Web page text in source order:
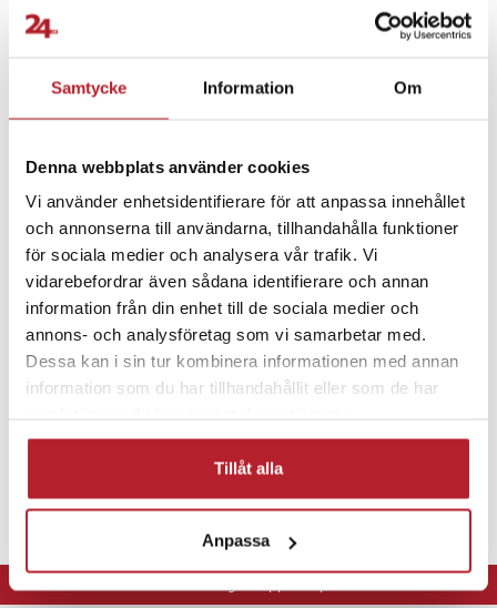
Samtycke Information Om
Denna webbplats använder cookies
Vi använder enhetsidentifierare för att anpassa innehållet
och annonserna till användarna, tillhandahålla funktioner
för sociala medier och analysera vår trafik. Vi
vidarebefordrar även sådana identifierare och annan
information från din enhet till de sociala medier och
annons- och analysföretag som vi samarbetar med.
Dessa kan i sin tur kombinera informationen med annan
information som du har tillhandahållit eller som de har
Tillåt alla
Anpassa
Biltillbehör Bilinredning & tillbehör
Bra att ha i bilen Bilvård & städning
Övrig bilinredning Fordon
⭐ 365 dagars öppet köp